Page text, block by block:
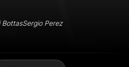
BottasSergio Perez